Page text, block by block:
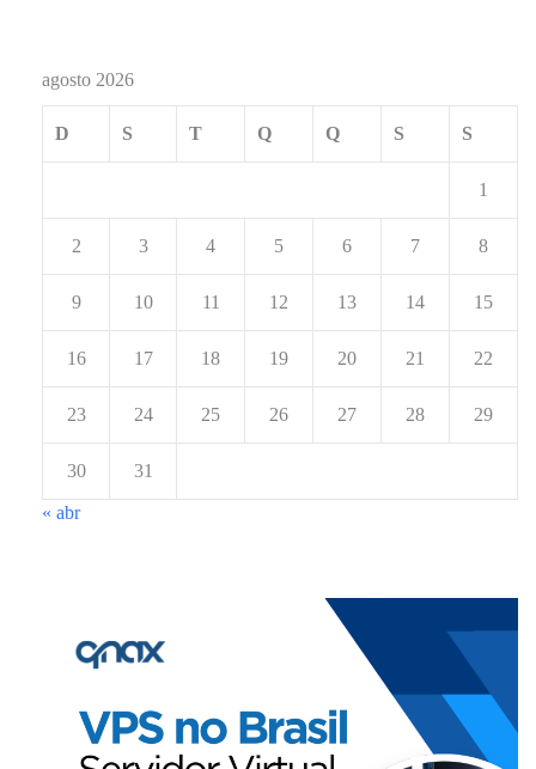
agosto 2026
D S T Q Q S S
1
2 3 4 5 6 7 8
9 10 11 12 13 14 15
16 17 18 19 20 21 22
23 24 25 26 27 28 29
30 31
« abr